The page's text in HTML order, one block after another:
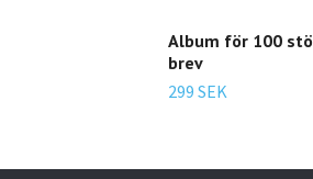
Album för 100
brev
299 SEK